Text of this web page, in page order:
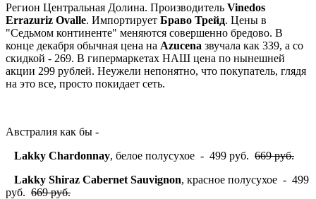
Регион Центральная Долина. Производитель Vinedos
Errazuriz Ovalle. Импортирует Браво Трейд. Цены в
"Седьмом континенте" меняются совершенно бредово. В
конце декабря обычная цена на Azucena звучала как 339, а со
скидкой - 269. В гипермаркетах НАШ цена по нынешней
акции 299 рублей. Неужели непонятно, что покупатель, глядя
на это все, просто покидает сеть.
Австралия как бы -
Lakky Chardonnay, белое полусухое - 499 руб. 669 руб.
Lakky Shiraz Cabernet Sauvignon, красное полусухое - 499
руб. 669 руб.